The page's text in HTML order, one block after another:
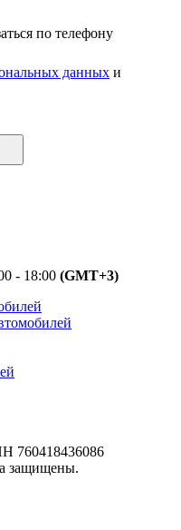
по телефону
данных и
- 18:00 (GMT+3)
760418436086
защищены.